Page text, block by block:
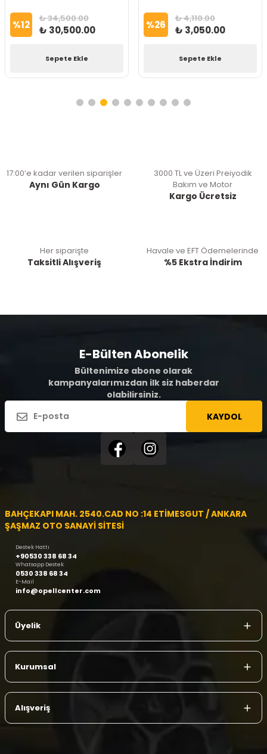
%12 ₺ 34,500.00
₺ 30,500.00
Sepete Ekle
%26 ₺ 4,110.00
₺ 3,050.00
Sepete Ekle
17:00’e kadar verilen siparişler
Aynı Gün Kargo
3000 TL ve Üzeri Preiyodik
Bakım ve Motor
Kargo Ücretsiz
Her siparişte
Taksitli Alışveriş
Havale ve EFT Ödemelerinde
%5 Ekstra İndirim
E-Bülten Abonelik
Bültenimize abone olarak
kampanyalarımızdan ilk siz haberdar
olabilirsiniz.
KAYDOL
BAHÇEKAPI MAH. 2540.CAD NO :14 ETİMESGUT / ANKARA
ŞAŞMAZ OTO SANAYİ SİTESİ
Destek Hattı
+90530 338 68 34
Whatsapp Destek
0530 338 68 34
E-Mail
info@opellcenter.com
Üyelik
Kurumsal
Alışveriş